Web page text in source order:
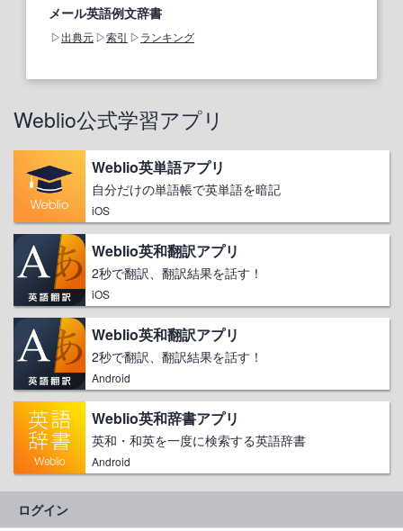
メール英語例文辞書
出典元 索引 ランキング
Weblio公式学習アプリ
Weblio英単語アプリ
自分だけの単語帳で英単語を暗記
iOS
Weblio英和翻訳アプリ
2秒で翻訳、翻訳結果を話す！
iOS
Weblio英和翻訳アプリ
2秒で翻訳、翻訳結果を話す！
Android
Weblio英和辞書アプリ
英和・和英を一度に検索する英語辞書
Android
ログイン